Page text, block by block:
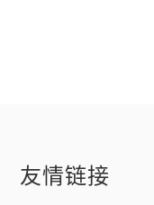
友情链接